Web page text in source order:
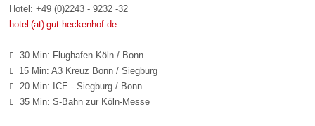
Hotel: +49 (0)2243 - 9232 -32
hotel (at) gut-heckenhof.de
 30 Min: Flughafen Köln / Bonn
 15 Min: A3 Kreuz Bonn / Siegburg
 20 Min: ICE - Siegburg / Bonn
 35 Min: S-Bahn zur Köln-Messe